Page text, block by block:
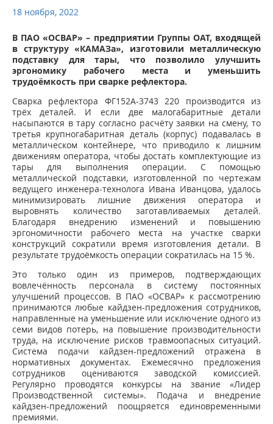
РЕМОНТ ДВИГАТЕЛЕЙ КАМАЗ
ФИНАНСОВЫЙ СЕРВИС
ФОТОГАЛЕРЕЯ
КОНТАКТНАЯ ИНФОРМАЦИЯ
18 ноября, 2022
В ПАО «ОСВАР» – предприятии Группы ОАТ, входящей
в структуру «КАМАЗа», изготовили металлическую
подставку для тары, что позволило улучшить
эргономику рабочего места и уменьшить
трудоёмкость при сварке рефлектора.
Сварка рефлектора ФГ152А-3743 220 производится из
трёх деталей. И если две малогабаритные детали
насыпаются в тару согласно расчёту заявки на смену, то
третья крупногабаритная деталь (корпус) подавалась в
металлическом контейнере, что приводило к лишним
движениям оператора, чтобы достать комплектующие из
тары для выполнения операции. С помощью
металлической подставки, изготовленной по чертежам
ведущего инженера-технолога Ивана Иванцова, удалось
минимизировать лишние движения оператора и
выровнять количество заготавливаемых деталей.
Благодаря внедрению изменений и повышению
эргономичности рабочего места на участке сварки
конструкций сократили время изготовления детали. В
результате трудоёмкость операции сократилась на 15 %.
Это только один из примеров, подтверждающих
вовлечённость персонала в систему постоянных
улучшений процессов. В ПАО «ОСВАР» к рассмотрению
принимаются любые кайдзен-предложения сотрудников,
направленные на уменьшение или исключение одного из
семи видов потерь, на повышение производительности
труда, на исключение рисков травмоопасных ситуаций.
Система подачи кайдзен-предложений отражена в
нормативных документах. Ежемесячно предложения
сотрудников оцениваются заводской комиссией.
Регулярно проводятся конкурсы на звание «Лидер
Производственной системы». Подача и внедрение
кайдзен-предложений поощряется единовременными
премиями.